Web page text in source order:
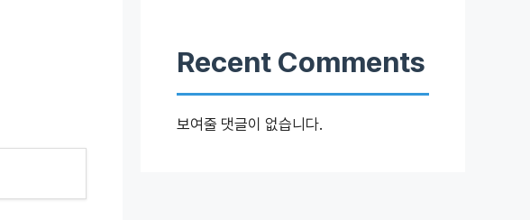
Recent Comments
보여줄 댓글이 없습니다.